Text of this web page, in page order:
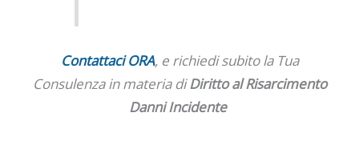
Contattaci ORA, e richiedi subito la Tua
Consulenza in materia diDiritto al Risarcimento
Danni Incidente